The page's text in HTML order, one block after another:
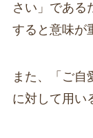
さい」である
すると意味が
また、「ご自
に対して用い